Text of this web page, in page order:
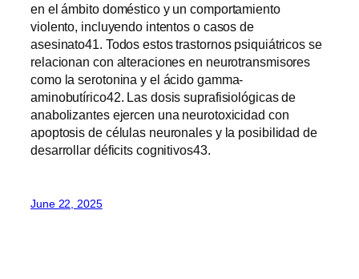
en el ámbito doméstico y un comportamiento
violento, incluyendo intentos o casos de
asesinato41. Todos estos trastornos psiquiátricos se
relacionan con alteraciones en neurotransmisores
como la serotonina y el ácido gamma-
aminobutírico42. Las dosis suprafisiológicas de
anabolizantes ejercen una neurotoxicidad con
apoptosis de células neuronales y la posibilidad de
desarrollar déficits cognitivos43.
June 22, 2025